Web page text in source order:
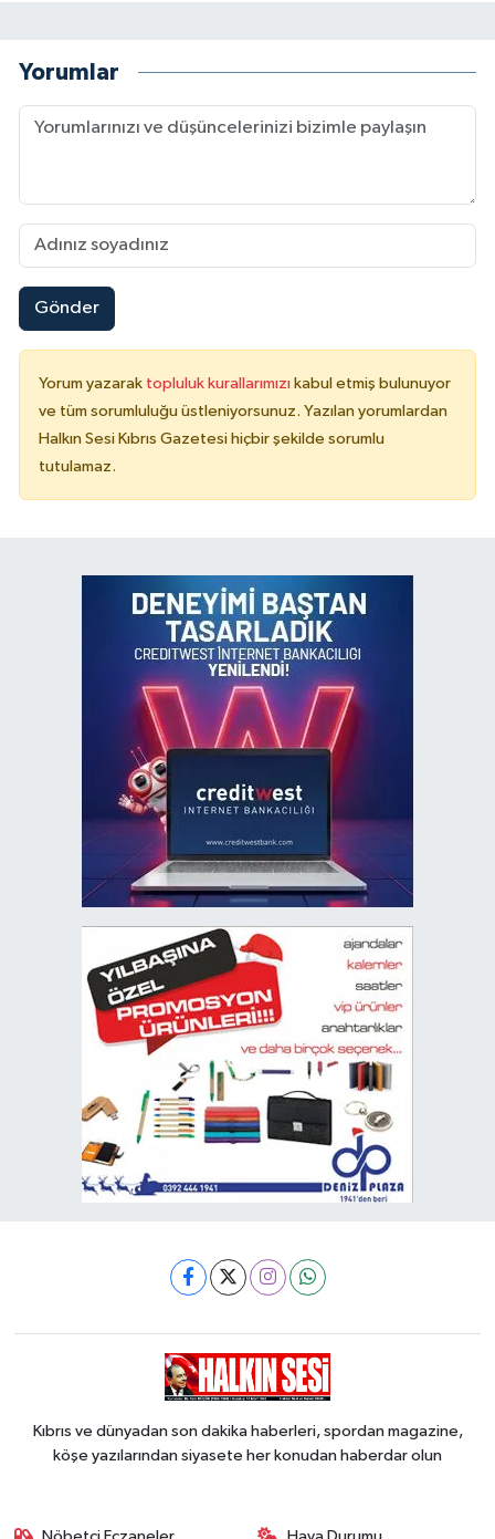
Yorumlar
Gönder
Yorum yazarak topluluk kurallarımızı kabul etmiş bulunuyor
ve tüm sorumluluğu üstleniyorsunuz. Yazılan yorumlardan
Halkın Sesi Kıbrıs Gazetesi hiçbir şekilde sorumlu
tutulamaz.
Kıbrıs ve dünyadan son dakika haberleri, spordan magazine,
köşe yazılarından siyasete her konudan haberdar olun